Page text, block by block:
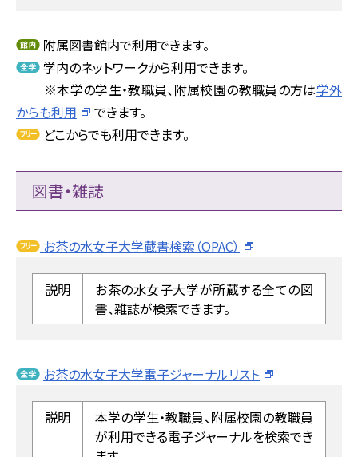
附属図書館内で利用できます。
学内のネットワークから利用できます。
※本学の学生・教職員、附属校園の教職員の方は学外
からも利用
できます。
どこからでも利用できます。
図書・雑誌
お茶の水女子大学蔵書検索（OPAC）
説明
お茶の水女子大学が所蔵する全ての図
書、雑誌が検索できます。
お茶の水女子大学電子ジャーナルリスト
説明
本学の学生・教職員、附属校園の教職員
が利用できる電子ジャーナルを検索でき